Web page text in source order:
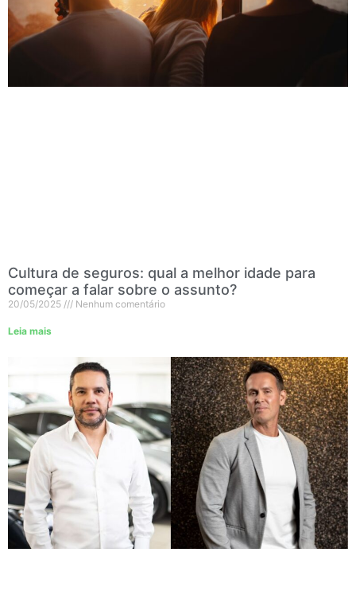
Cultura de seguros: qual a melhor idade para
começar a falar sobre o assunto?
20/05/2025 Nenhum comentário
Leia mais